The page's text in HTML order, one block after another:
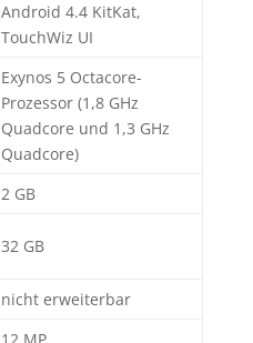
Android 4.4 KitKat,
TouchWiz UI
Exynos 5 Octacore-
Prozessor (1,8 GHz
Quadcore und 1,3 GHz
Quadcore)
2 GB
32 GB
nicht erweiterbar